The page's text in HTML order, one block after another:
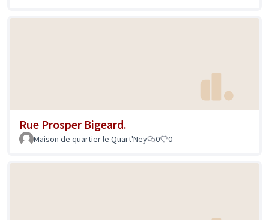
Rue Prosper Bigeard.
Maison de quartier le Quart'Ney 0 0